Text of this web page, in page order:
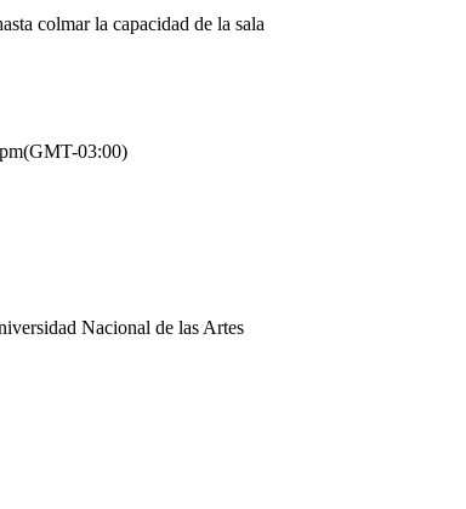
colmar la capacidad de la sala
(GMT-03:00)
Nacional de las Artes